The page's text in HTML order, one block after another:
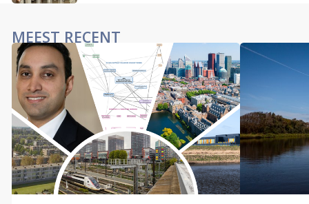
MEEST RECENT